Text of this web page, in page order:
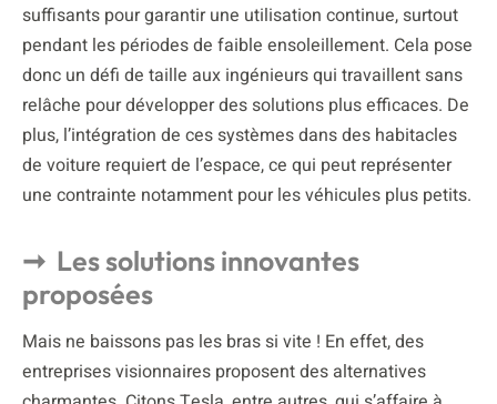
suffisants pour garantir une utilisation continue, surtout
pendant les périodes de faible ensoleillement. Cela pose
donc un défi de taille aux ingénieurs qui travaillent sans
relâche pour développer des solutions plus efficaces. De
plus, l’intégration de ces systèmes dans des habitacles
de voiture requiert de l’espace, ce qui peut représenter
une contrainte notamment pour les véhicules plus petits.
Les solutions innovantes
proposées
Mais ne baissons pas les bras si vite ! En effet, des
entreprises visionnaires proposent des alternatives